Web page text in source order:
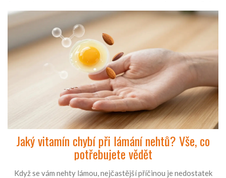
Jaký vitamín chybí při lámání nehtů? Vše, co
potřebujete vědět
Když se vám nehty lámou, nejčastější příčinou je nedostatek